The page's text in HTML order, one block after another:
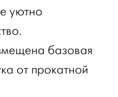
уютно
базовая
от прокатной